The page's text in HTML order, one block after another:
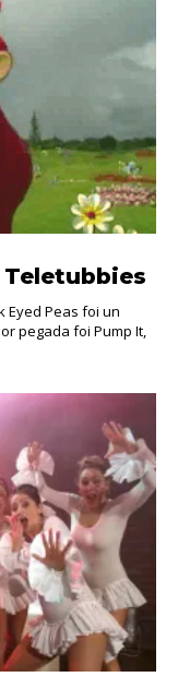
Teletubbies
Eyed Peas foi un
pegada foi Pump It,